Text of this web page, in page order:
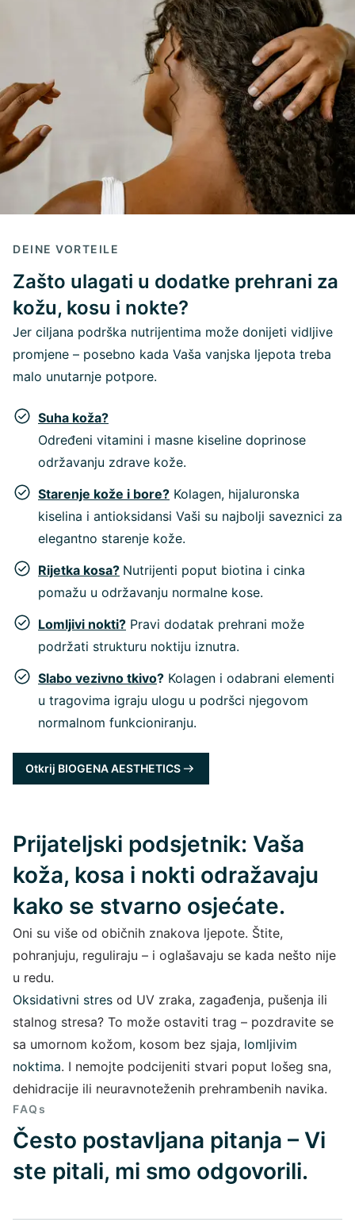
DEINE VORTEILE
Zašto ulagati u dodatke prehrani za
kožu, kosu i nokte?
Jer ciljana podrška nutrijentima može donijeti vidljive
promjene – posebno kada Vaša vanjska ljepota treba
malo unutarnje potpore.
Suha koža?
Određeni vitamini i masne kiseline doprinose
održavanju zdrave kože.
Starenje kože i bore? Kolagen, hijaluronska
kiselina i antioksidansi Vaši su najbolji saveznici za
elegantno starenje kože.
Rijetka kosa? Nutrijenti poput biotina i cinka
pomažu u održavanju normalne kose.
Lomljivi nokti? Pravi dodatak prehrani može
podržati strukturu noktiju iznutra.
Slabo vezivno tkivo? Kolagen i odabrani elementi
u tragovima igraju ulogu u podršci njegovom
normalnom funkcioniranju.
Otkrij BIOGENA AESTHETICS
Prijateljski podsjetnik: Vaša
koža, kosa i nokti odražavaju
kako se stvarno osjećate.
Oni su više od običnih znakova ljepote. Štite,
pohranjuju, reguliraju – i oglašavaju se kada nešto nije
u redu.
Oksidativni stres od UV zraka, zagađenja, pušenja ili
stalnog stresa? To može ostaviti trag – pozdravite se
sa umornom kožom, kosom bez sjaja, lomljivim
noktima. I nemojte podcijeniti stvari poput lošeg sna,
dehidracije ili neuravnoteženih prehrambenih navika.
FAQs
Često postavljana pitanja – Vi
ste pitali, mi smo odgovorili.